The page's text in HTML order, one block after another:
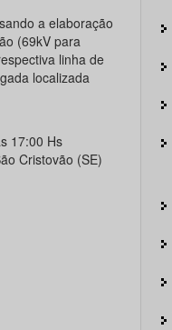
a elaboração
(69kV para
linha de
localizada
17:00 Hs
Cristovão (SE)